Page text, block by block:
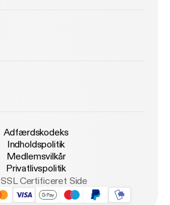
Adfærdskodeks
Indholdspolitik
Medlemsvilkår
Privatlivspolitik
SSL Certificeret Side